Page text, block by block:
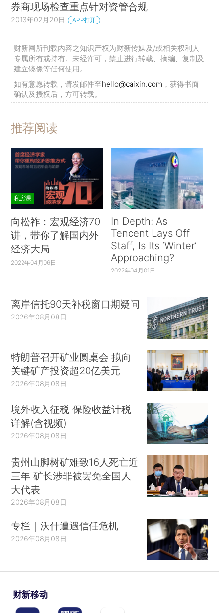
券商现场检查重点针对资管合规
2013年02月20日 APP打开
财新网所刊载内容之知识产权为财新传媒及/或相关权利人
专属所有或持有。未经许可，禁止进行转载、摘编、复制及
建立镜像等任何使用。
如有意愿转载，请发邮件至hello@caixin.com ，获得书面
确认及授权后，方可转载。
推荐阅读
私房课
向松祚：宏观经济70
讲，带你了解国内外
经济大局
2022年04月06日
In Depth: As
Tencent Lays Off
Staff, Is Its ‘Winter’
Approaching?
2022年04月01日
离岸信托90天补税窗口期疑问
2026年08月08日
特朗普召开矿业圆桌会 拟向
关键矿产投资超20亿美元
2026年08月08日
境外收入征税 保险收益计税
详解(含视频)
2026年08月08日
贵州山脚树矿难致16人死亡近
三年 矿长涉罪被罢免全国人
大代表
2026年08月08日
专栏｜沃什遭遇信任危机
2026年08月08日
财新移动